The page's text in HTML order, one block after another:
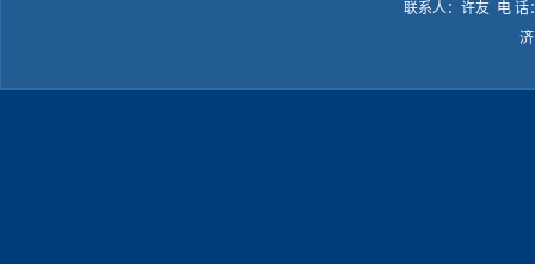
联系人：许友 电 话